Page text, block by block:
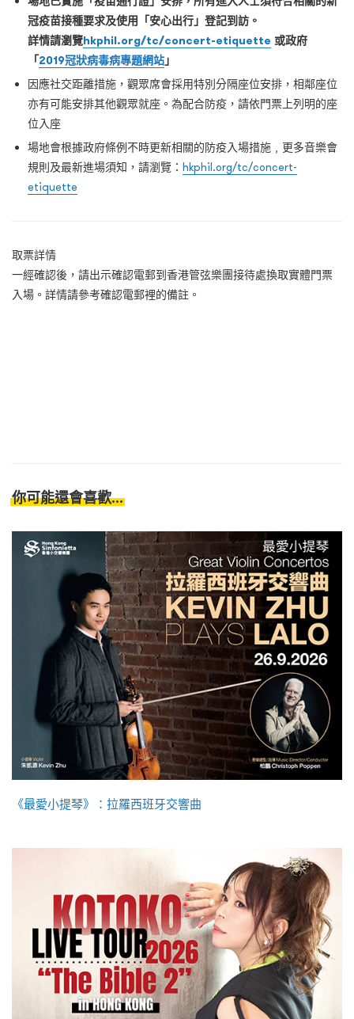
冠疫苗接種要求及使用「安心出行」登記到訪。
詳情請瀏覽hkphil.org/tc/concert-etiquette 或政府
「2019冠狀病毒病專題網站」
因應社交距離措施，觀眾席會採用特別分隔座位安排，相鄰座位
亦有可能安排其他觀眾就座。為配合防疫，請依門票上列明的座
位入座
場地會根據政府條例不時更新相關的防疫入場措施﹐更多音樂會
規則及最新進場須知，請瀏覽： hkphil.org/tc/concert-
etiquette
取票詳情
一經確認後，請出示確認電郵到香港管弦樂團接待處換取實體門票
入場。詳情請參考確認電郵裡的備註。
你可能還會喜歡...
《最愛小提琴》：拉羅西班牙交響曲